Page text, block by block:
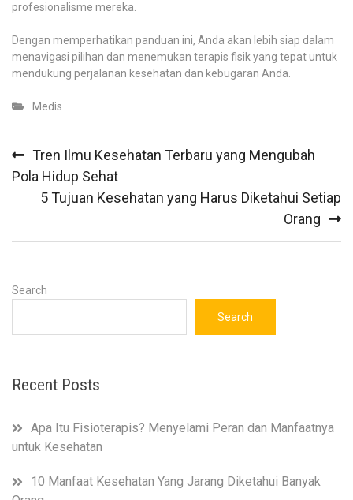
profesionalisme mereka.
Dengan memperhatikan panduan ini, Anda akan lebih siap dalam
menavigasi pilihan dan menemukan terapis fisik yang tepat untuk
mendukung perjalanan kesehatan dan kebugaran Anda.
Medis
navigation
Tren Ilmu Kesehatan Terbaru yang Mengubah
Pola Hidup Sehat
5 Tujuan Kesehatan yang Harus Diketahui Setiap
Orang
Search
Search
Recent Posts
Apa Itu Fisioterapis? Menyelami Peran dan Manfaatnya
untuk Kesehatan
10 Manfaat Kesehatan Yang Jarang Diketahui Banyak